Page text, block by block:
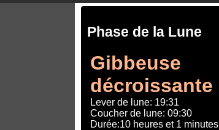
Phase de la Lune
Gibbeuse
décroissante
Lever de lune: 19:31
Coucher de lune: 09:30
Durée:10 heures et 1 minutes